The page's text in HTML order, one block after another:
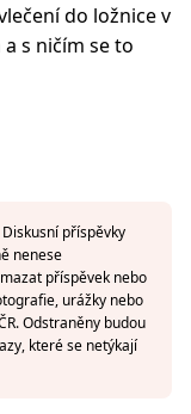
do ložnice v
s ničím se to
příspěvky
nenese
příspěvek nebo
urážky nebo
Odstraněny budou
které se netýkají